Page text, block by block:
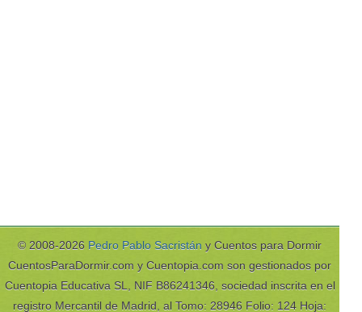
© 2008-2026 Pedro Pablo Sacristán y Cuentos para Dormir
CuentosParaDormir.com y Cuentopia.com son gestionados por
Cuentopia Educativa SL, NIF B86241346, sociedad inscrita en el
registro Mercantil de Madrid, al Tomo: 28946 Folio: 124 Hoja: